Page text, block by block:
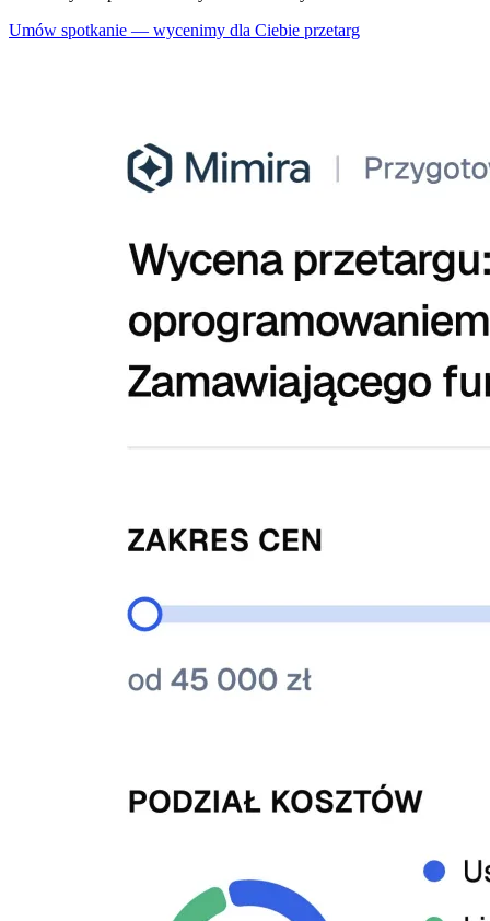
Umów spotkanie — wycenimy dla Ciebie przetarg